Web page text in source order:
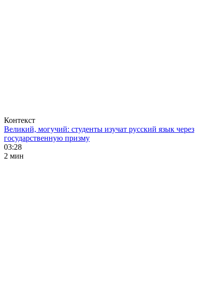
Контекст
Великий, могучий: студенты изучат русский язык через
государственную призму
03:28
2 мин